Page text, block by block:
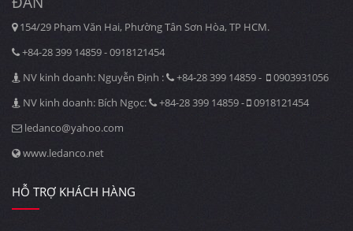
154/29 Phạm Văn Hai, Phường Tân Sơn Hòa, TP HCM.
+84-28 399 14859 - 0918121454
NV kinh doanh: Nguyễn Định :
+84-28 399 14859 -
0903931056
NV kinh doanh: Bích Ngọc:
+84-28 399 14859 -
0918121454
ledanco@yahoo.com
www.ledanco.net
HỖ TRỢ KHÁCH HÀNG